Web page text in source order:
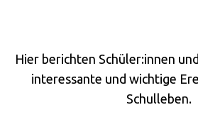
Hier berichten Schüler:innen
interessante und wichtige
Schulleben.